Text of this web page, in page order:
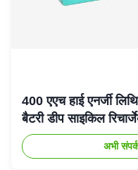
400 एएच हाई एनर्जी
बैटरी डीप साइकिल
अभी